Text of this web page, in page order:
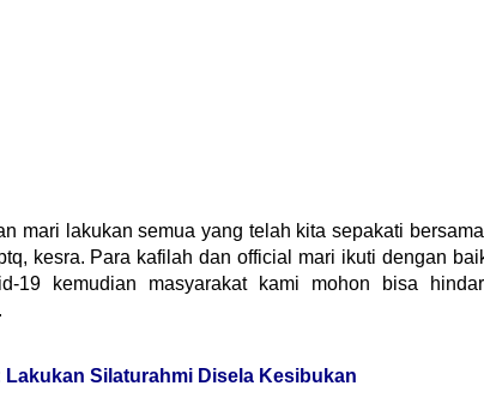
mari lakukan semua yang telah kita sepakati
kesra. Para kafilah dan official mari ikuti dengan
19 kemudian masyarakat kami mohon bisa
Lakukan Silaturahmi Disela Kesibukan